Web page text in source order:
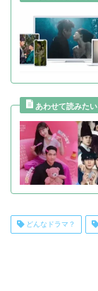
どんなドラマ？